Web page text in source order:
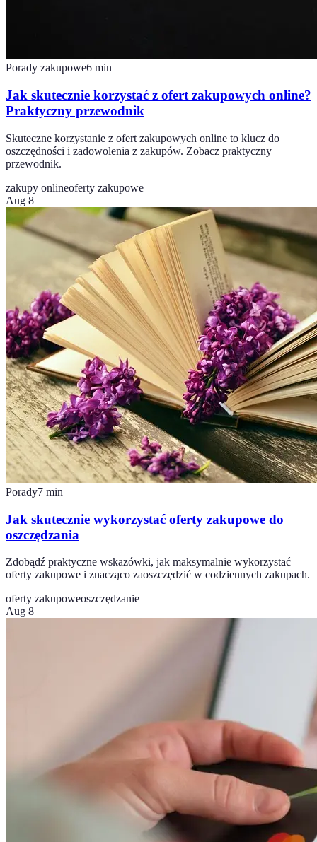
Porady zakupowe6 min
Jak skutecznie korzystać z ofert zakupowych online?
Praktyczny przewodnik
Skuteczne korzystanie z ofert zakupowych online to klucz do
oszczędności i zadowolenia z zakupów. Zobacz praktyczny
przewodnik.
zakupy onlineoferty zakupowe
Aug 8
Porady7 min
Jak skutecznie wykorzystać oferty zakupowe do
oszczędzania
Zdobądź praktyczne wskazówki, jak maksymalnie wykorzystać
oferty zakupowe i znacząco zaoszczędzić w codziennych zakupach.
oferty zakupoweoszczędzanie
Aug 8